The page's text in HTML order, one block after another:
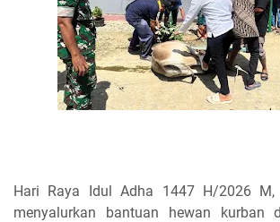
Hari Raya Idul Adha 1447 H/2026 M,
menyalurkan bantuan hewan kurban